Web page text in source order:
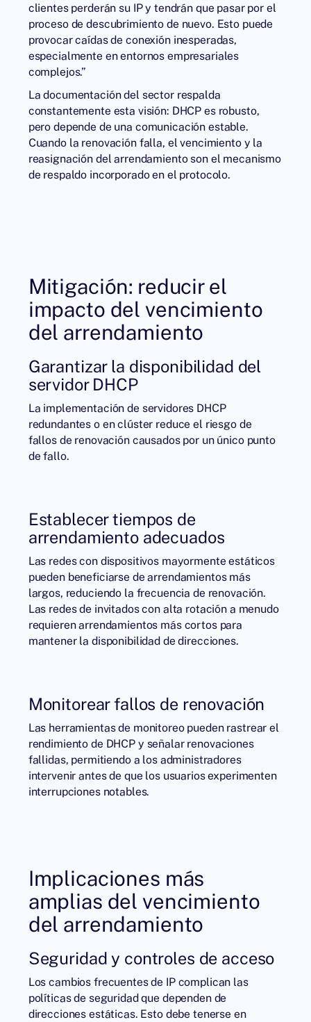
clientes perderán su IP y tendrán que pasar por el
proceso de descubrimiento de nuevo. Esto puede
provocar caídas de conexión inesperadas,
especialmente en entornos empresariales
complejos.”
La documentación del sector respalda
constantemente esta visión: DHCP es robusto,
pero depende de una comunicación estable.
Cuando la renovación falla, el vencimiento y la
reasignación del arrendamiento son el mecanismo
de respaldo incorporado en el protocolo.
Mitigación: reducir el
impacto del vencimiento
del arrendamiento
Garantizar la disponibilidad del
servidor DHCP
La implementación de servidores DHCP
redundantes o en clúster reduce el riesgo de
fallos de renovación causados por un único punto
de fallo.
Establecer tiempos de
arrendamiento adecuados
Las redes con dispositivos mayormente estáticos
pueden beneficiarse de arrendamientos más
largos, reduciendo la frecuencia de renovación.
Las redes de invitados con alta rotación a menudo
requieren arrendamientos más cortos para
mantener la disponibilidad de direcciones.
Monitorear fallos de renovación
Las herramientas de monitoreo pueden rastrear el
rendimiento de DHCP y señalar renovaciones
fallidas, permitiendo a los administradores
intervenir antes de que los usuarios experimenten
interrupciones notables.
Implicaciones más
amplias del vencimiento
del arrendamiento
Seguridad y controles de acceso
Los cambios frecuentes de IP complican las
políticas de seguridad que dependen de
direcciones estáticas. Esto debe tenerse en